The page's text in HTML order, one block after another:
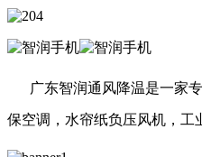
广东智润通风降温是一家
保空调，水帘纸负压风机，工